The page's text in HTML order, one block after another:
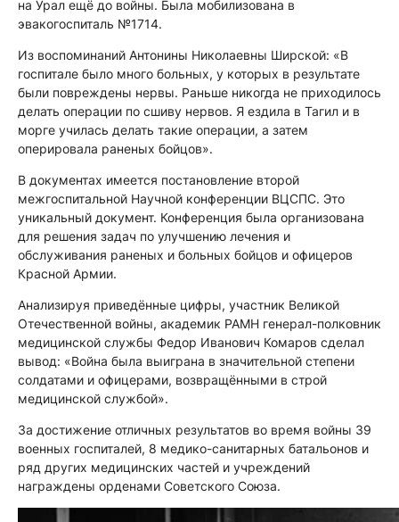
на Урал ещё до войны. Была мобилизована в
эвакогоспиталь №1714.
Из воспоминаний Антонины Николаевны Ширской: «В
госпитале было много больных, у которых в результате
были повреждены нервы. Раньше никогда не приходилось
делать операции по сшиву нервов. Я ездила в Тагил и в
морге училась делать такие операции, а затем
оперировала раненых бойцов».
В документах имеется постановление второй
межгоспитальной Научной конференции ВЦСПС. Это
уникальный документ. Конференция была организована
для решения задач по улучшению лечения и
обслуживания раненых и больных бойцов и офицеров
Красной Армии.
Анализируя приведённые цифры, участник Великой
Отечественной войны, академик РАМН генерал-полковник
медицинской службы Федор Иванович Комаров сделал
вывод: «Война была выиграна в значительной степени
солдатами и офицерами, возвращёнными в строй
медицинской службой».
За достижение отличных результатов во время войны 39
военных госпиталей, 8 медико-санитарных батальонов и
ряд других медицинских частей и учреждений
награждены орденами Советского Союза.